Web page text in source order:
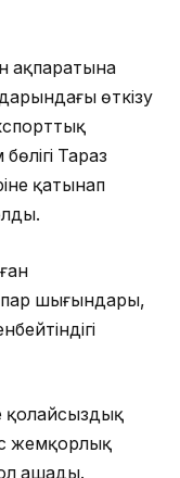
ақпаратына
өткізу
Тараз
қатынап
шығындары,
қолайсыздық
жемқорлық
ашады.